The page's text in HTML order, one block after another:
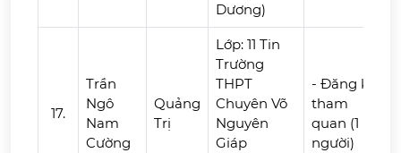
Dương)
17.
Trần
Ngô
Nam
Cường
Quảng
Trị
Lớp: 11 Tin
Trường
THPT
Chuyên Võ
Nguyên
Giáp
- Đăng ký
tham
quan (1
người)